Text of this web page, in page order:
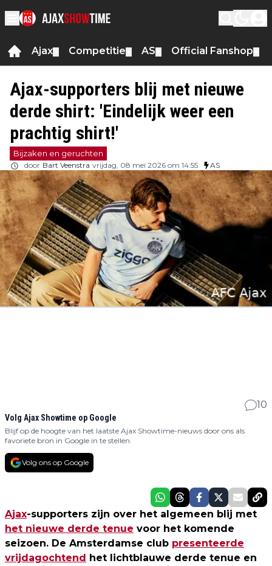
Ajax Competitie AS Official Fanshop
Ajax-supporters blij met nieuwe
derde shirt: 'Eindelijk weer een
prachtig shirt!'
Bijzaken en geruchten
door Bart Veenstra vrijdag, 08 mei 2026 om 14:55 AS
10
Volg Ajax Showtime op Google
Blijf op de hoogte van het laatste Ajax Showtime-nieuws door ons als
favoriete bron in Google in te stellen.
Volg ons op Google
Ajax-supporters zijn over het algemeen blij met
het nieuwe derde tenue voor het komende
seizoen. De Amsterdamse club presenteerde
vrijdagochtend het lichtblauwe derde tenue en